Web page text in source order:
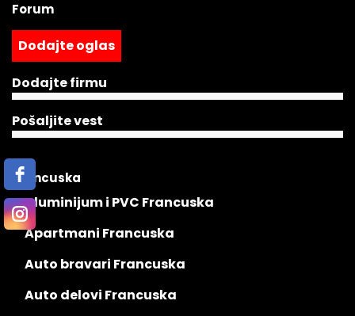
Forum
Dodajte oglas
Dodajte firmu
Pošaljite vest
Francuska
Aluminijum i PVC Francuska
Apartmani Francuska
Auto bravari Francuska
Auto delovi Francuska